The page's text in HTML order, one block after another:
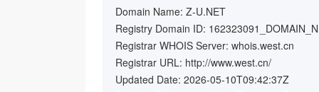
Domain Name: Z-U.NET
Registry Domain ID:
Registrar WHOIS Server: whois.west.cn
Registrar URL: http://www.west.cn/
Updated Date: 2026-05-10T09:42:37Z